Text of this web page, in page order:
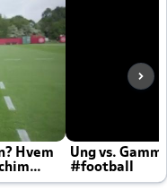
Hvem
Ung vs.
#football